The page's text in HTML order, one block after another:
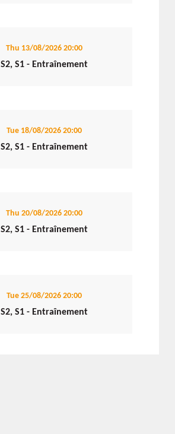
Thu 13/08/2026 20:00
S2, S1 - Entraînement
Tue 18/08/2026 20:00
S2, S1 - Entraînement
Thu 20/08/2026 20:00
S2, S1 - Entraînement
Tue 25/08/2026 20:00
S2, S1 - Entraînement